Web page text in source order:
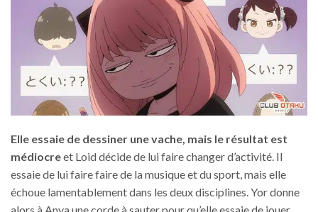
Elle essaie de dessiner une vache, mais le résultat est
médiocreet Loid décide de lui faire changer d’activité. Il
essaie de lui faire faire de la musique et du sport, mais elle
échoue lamentablement dans les deux disciplines. Yor donne